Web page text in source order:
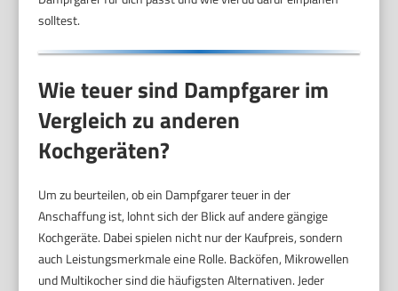
solltest.
Wie teuer sind Dampfgarer im
Vergleich zu anderen
Kochgeräten?
Um zu beurteilen, ob ein Dampfgarer teuer in der
Anschaffung ist, lohnt sich der Blick auf andere gängige
Kochgeräte. Dabei spielen nicht nur der Kaufpreis, sondern
auch Leistungsmerkmale eine Rolle. Backöfen, Mikrowellen
und Multikocher sind die häufigsten Alternativen. Jeder